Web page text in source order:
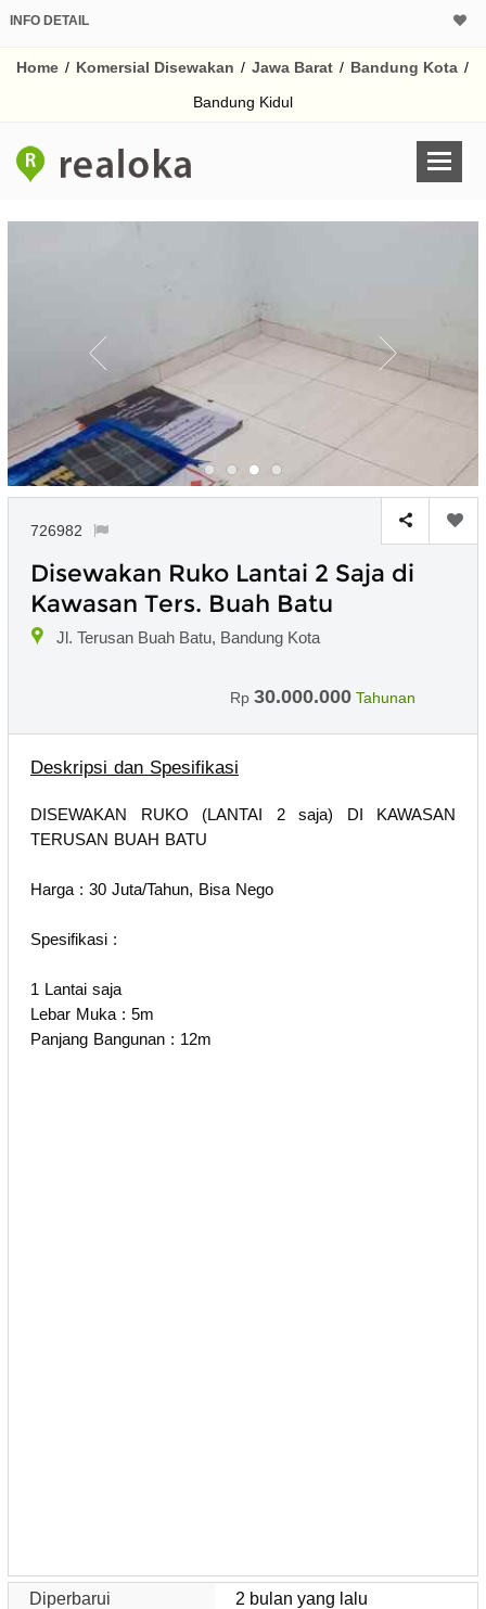
INFO DETAIL
Home / Komersial Disewakan / Jawa Barat / Bandung Kota /
Bandung Kidul
726982
Disewakan Ruko Lantai 2 Saja di
Kawasan Ters. Buah Batu
Jl. Terusan Buah Batu, Bandung Kota
Rp 30.000.000 Tahunan
Deskripsi dan Spesifikasi
DISEWAKAN RUKO (LANTAI 2 saja) DI KAWASAN
TERUSAN BUAH BATU
Harga : 30 Juta/Tahun, Bisa Nego
Spesifikasi :
1 Lantai saja
Lebar Muka : 5m
Panjang Bangunan : 12m
Diperbarui
2 bulan yang lalu